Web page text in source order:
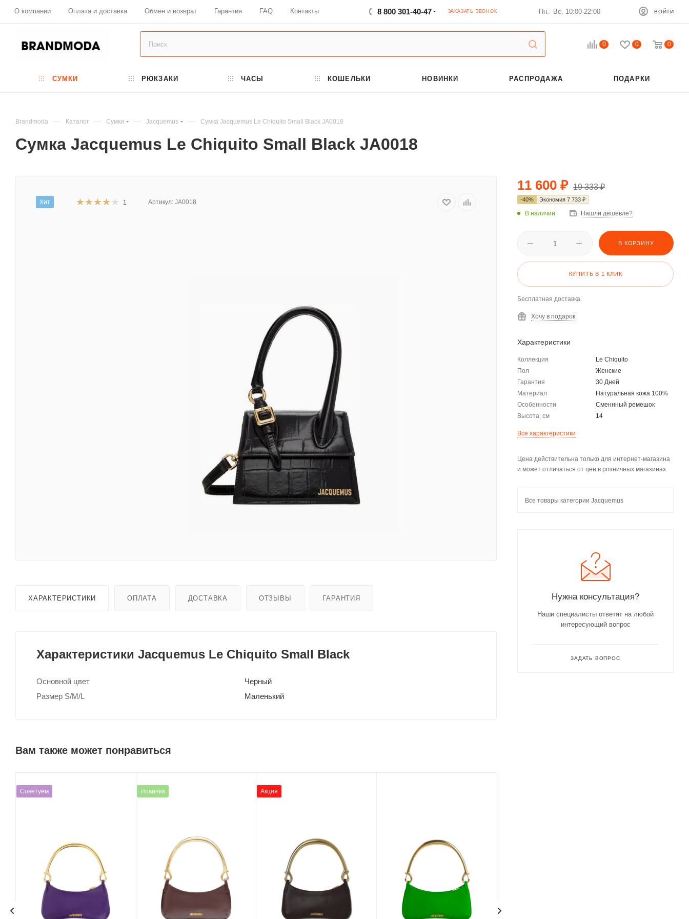
О компании Оплата и доставка Обмен и возврат Гарантия FAQ Контакты 8 800 301-40-47 ЗАКАЗАТЬ ЗВОНОК Пн.- Вс. 10:00-22:00 ВОЙТИ
0 0 0
СУМКИ РЮКЗАКИ ЧАСЫ КОШЕЛЬКИ НОВИНКИ РАСПРОДАЖА ПОДАРКИ
Brandmoda — Каталог — Сумки — Jacquemus — Сумка Jacquemus Le Chiquito Small Black JA0018
Сумка Jacquemus Le Chiquito Small Black JA0018
Хит 1 Артикул: JA0018
ХАРАКТЕРИСТИКИ ОПЛАТА ДОСТАВКА ОТЗЫВЫ ГАРАНТИЯ
Характеристики Jacquemus Le Chiquito Small Black
Основной цвет
Черный
Размер S/M/L
Маленький
Вам также может понравиться
Советуем Новинка Акция
11 600 ₽ 19 333₽
-40% Экономия 7 733 ₽
В наличии Нашли дешевле?
В КОРЗИНУ
КУПИТЬ В 1 КЛИК
Бесплатная доставка
Хочу в подарок
Характеристики
Коллекция
Le Chiquito
Пол
Женские
Гарантия
30 Дней
Материал
Натуральная кожа 100%
Особенности
Сменнный ремешок
Высота, см
14
Все характеристики
Цена действительна только для интернет-магазина
и может отличаться от цен в розничных магазинах
Все товары категории Jacquemus
Нужна консультация?
Наши специалисты ответят на любой
интересующий вопрос
ЗАДАТЬ ВОПРОС